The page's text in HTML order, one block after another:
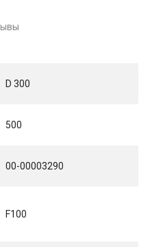
D 300
500
00-00003290
F100